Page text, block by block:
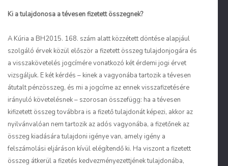
Ki a tulajdonosa a tévesen fizetett összegnek?
A Kúria a BH2015. 168. szám alatt közzétett döntése alapjául
szolgáló érvek közül először a fizetett összeg tulajdonjogára és
a visszakövetelés jogcímére vonatkozó két érdemi jogi érvet
vizsgáljuk. E két kérdés – kinek a vagyonába tartozik a tévesen
átutalt pénzösszeg, és mi a jogcíme az ennek visszafizetésére
irányuló követelésnek – szorosan összefügg: ha a tévesen
kifizetett összeg továbbra is a fizető tulajdonát képezi, akkor az
nyilvánvalóan nem tartozik az adós vagyonába, a fizetőnek az
összeg kiadására tulajdoni igénye van, amely igény a
felszámolási eljáráson kívül elégítendő ki. Ha viszont a fizetett
összeg átkerül a fizetés kedvezményezettjének tulajdonába,